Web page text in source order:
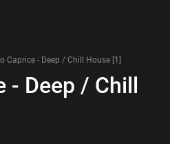
Caprice - Deep / Chill House [1]
- Deep / Chill